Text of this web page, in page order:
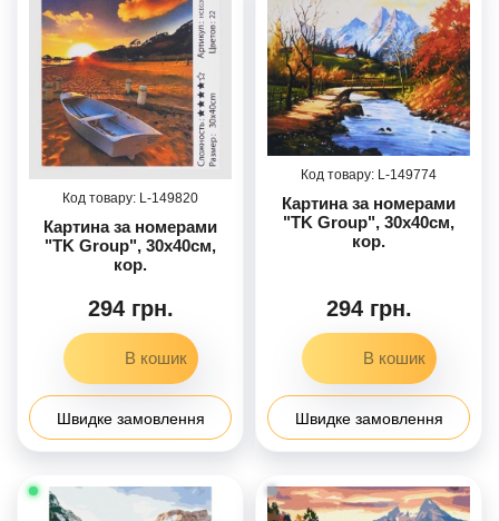
149820
Картина за номерами
"TK Group", 30х40см,
кор.
294 грн.
Швидке замовлення
149774
Картина за номерами
"TK Group", 30х40см,
кор.
294 грн.
Швидке замовлення